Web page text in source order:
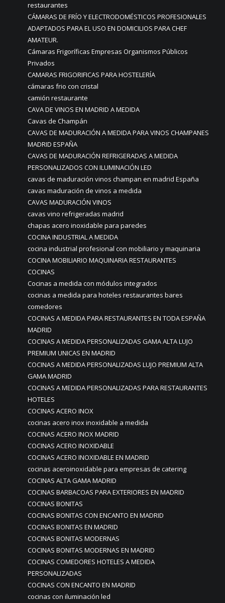
restaurantes
CÁMARAS DE FRÍO Y ELECTRODOMÉSTICOS PROFESIONALES
ADAPTADOS PARA EL USO EN DOMICILIOS PARA CHEF
AMATEUR.
Cámaras Frigoríficas Empresas Organismos Públicos
Privados
CAMARAS FRIGORIFICAS PARA HOSTELERÍA
cámaras frio con cristal
camión restaurante
CAVA DE VINOS EN MADRID A MEDIDA
Cavas de Champán
CAVAS DE MADURACIÓN A MEDIDA PARA VINOS CHAMPANES
MADRID ESPAÑA
CAVAS DE MADURACIÓN REFRIGERADAS A MEDIDA
PERSONALIZADOS CON ILUMINACIÓN LED
cavas de maduración vinos champan en madrid España
cavas maduración de vinos a medida
CAVAS MADURACIÓN VINOS
cavas vino refrigeradas madrid
chapas acero inoxidable para paredes
COCINA INDUSTRIAL A MEDIDA
cocina industrial profesional con mobiliario y maquinaria
COCINA MOBILIARIO MAQUINARIA RESTAURANTES
COCINAS
Cocinas a medida con módulos integrados
cocinas a medida para hoteles restaurantes bares
comedores
COCINAS A MEDIDA PARA RESTAURANTES EN TODA ESPAÑA
MADRID
COCINAS A MEDIDA PERSONALIZADAS GAMA ALTA LUJO
PREMIUM UNICAS EN MADRID
COCINAS A MEDIDA PERSONALIZADAS LUJO PREMIUM ALTA
GAMA MADRID
COCINAS A MEDIDA PERSONALIZADAS PARA RESTAURANTES
HOTELES
COCINAS ACERO INOX
cocinas acero inox inoxidable a medida
COCINAS ACERO INOX MADRID
COCINAS ACERO INOXIDABLE
COCINAS ACERO INOXIDABLE EN MADRID
cocinas aceroinoxidable para empresas de catering
COCINAS ALTA GAMA MADRID
COCINAS BARBACOAS PARA EXTERIORES EN MADRID
COCINAS BONITAS
COCINAS BONITAS CON ENCANTO EN MADRID
COCINAS BONITAS EN MADRID
COCINAS BONITAS MODERNAS
COCINAS BONITAS MODERNAS EN MADRID
COCINAS COMEDORES HOTELES A MEDIDA
PERSONALIZADAS
COCINAS CON ENCANTO EN MADRID
cocinas con iluminación led